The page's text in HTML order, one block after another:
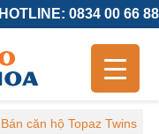
HOTLINE: 0834 00 66 88
Bán căn hộ Topaz Twins